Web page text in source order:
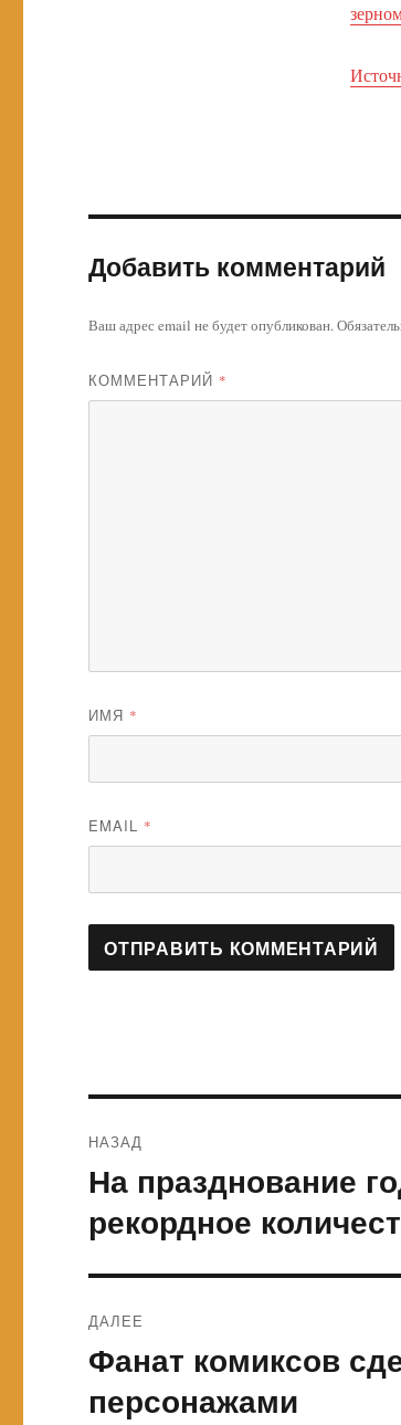
Добавить комментарий
Ваш адрес email не будет опубликован.
КОММЕНТАРИЙ *
ИМЯ *
EMAIL *
по
записям
НАЗАД
Предыдущая
На празднование
рекордное
ДАЛЕЕ
Следующая
Фанат комиксов
персонажами